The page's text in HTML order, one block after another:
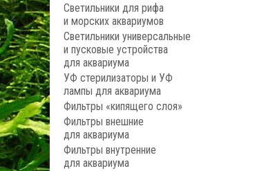
Светильники для рифа
и морских аквариумов
Светильники универсальные
и пусковые устройства
для аквариума
УФ стерилизаторы и УФ
лампы для аквариума
Фильтры «кипящего слоя»
Фильтры внешние
для аквариума
Фильтры внутренние
для аквариума